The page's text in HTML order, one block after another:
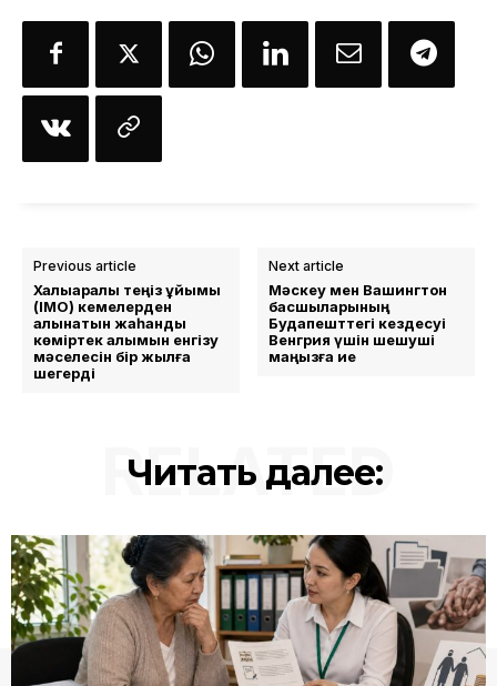
Previous article
Халықаралық теңіз ұйымы
(IMO) кемелерден
алынатын жаһандық
көміртек алымын енгізу
мәселесін бір жылға
шегерді
Next article
Мәскеу мен Вашингтон
басшыларының
Будапешттегі кездесуі
Венгрия үшін шешуші
маңызға ие
Читать далее:
RELATED